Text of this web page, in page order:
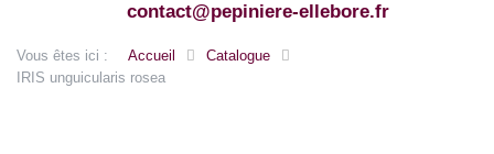
contact@pepiniere-ellebore.fr
Vous êtes ici : Accueil
Catalogue
IRIS unguicularis rosea